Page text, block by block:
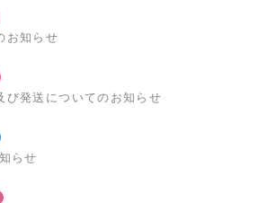
お知らせ
び発送についてのお知らせ
らせ